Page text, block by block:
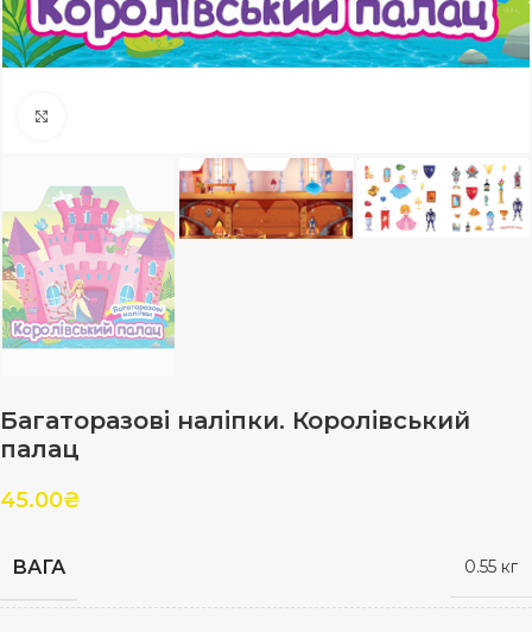
Багаторазові наліпки. Королівський
палац
45.00₴
ВАГА 0.55 кг